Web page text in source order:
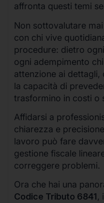
affronta questi temi
Non sottovalutare
con chi vive
procedure: dietro
ogni adempimento
attenzione ai dettagli,
la capacità di
trasformino in costi o
Affidarsi a
chiarezza e
lavoro può fare
gestione fiscale
correggere problemi.
Ora che hai una
Codice Tributo 6841,